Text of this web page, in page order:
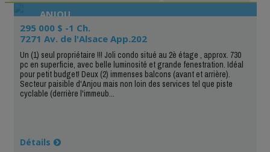
ANJOU
295 000 $ -1 Ch.
7271 Av. de l'Alsace App.202
Un (1) seul propriétaire !!! Joli condo situé au 2è étage , approx. 730
pc en superficie, avec belle luminosité et grande fenestration. Idéal
pour petit budget! Deux (2) immenses balcons (avant et arrière).
Secteur paisible d'Anjou mais non loin des services tel que piste
cyclable (derrière l'immeub...
Détails